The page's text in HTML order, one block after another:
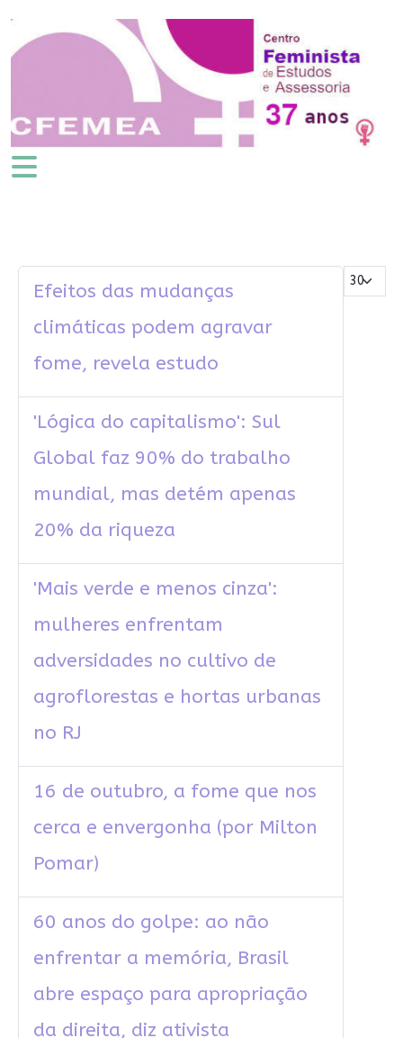
Mostrar #
Efeitos das mudanças
climáticas podem agravar
fome, revela estudo
'Lógica do capitalismo': Sul
Global faz 90% do trabalho
mundial, mas detém apenas
20% da riqueza
'Mais verde e menos cinza':
mulheres enfrentam
adversidades no cultivo de
agroflorestas e hortas urbanas
no RJ
16 de outubro, a fome que nos
cerca e envergonha (por Milton
Pomar)
60 anos do golpe: ao não
enfrentar a memória, Brasil
abre espaço para apropriação
da direita, diz ativista